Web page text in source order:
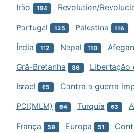
Irão 194 Revolution/
Portugal 125 Palestina 116
Índia 112 Nepal 110
Grã-Bretanha 86 Libertação
Israel 65 Contra a guerra
PCI(MLM) 64 Turquia 63
França 59 Europa 51